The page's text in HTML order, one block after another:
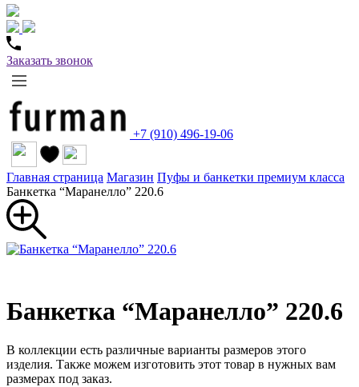
Заказать звонок
+7 (910) 496-19-06
Главная страница Магазин Пуфы и банкетки премиум класса
Банкетка “Маранелло” 220.6
Банкетка “Маранелло” 220.6
В коллекции есть различные варианты размеров этого
изделия. Также можем изготовить этот товар в нужных вам
размерах под заказ.